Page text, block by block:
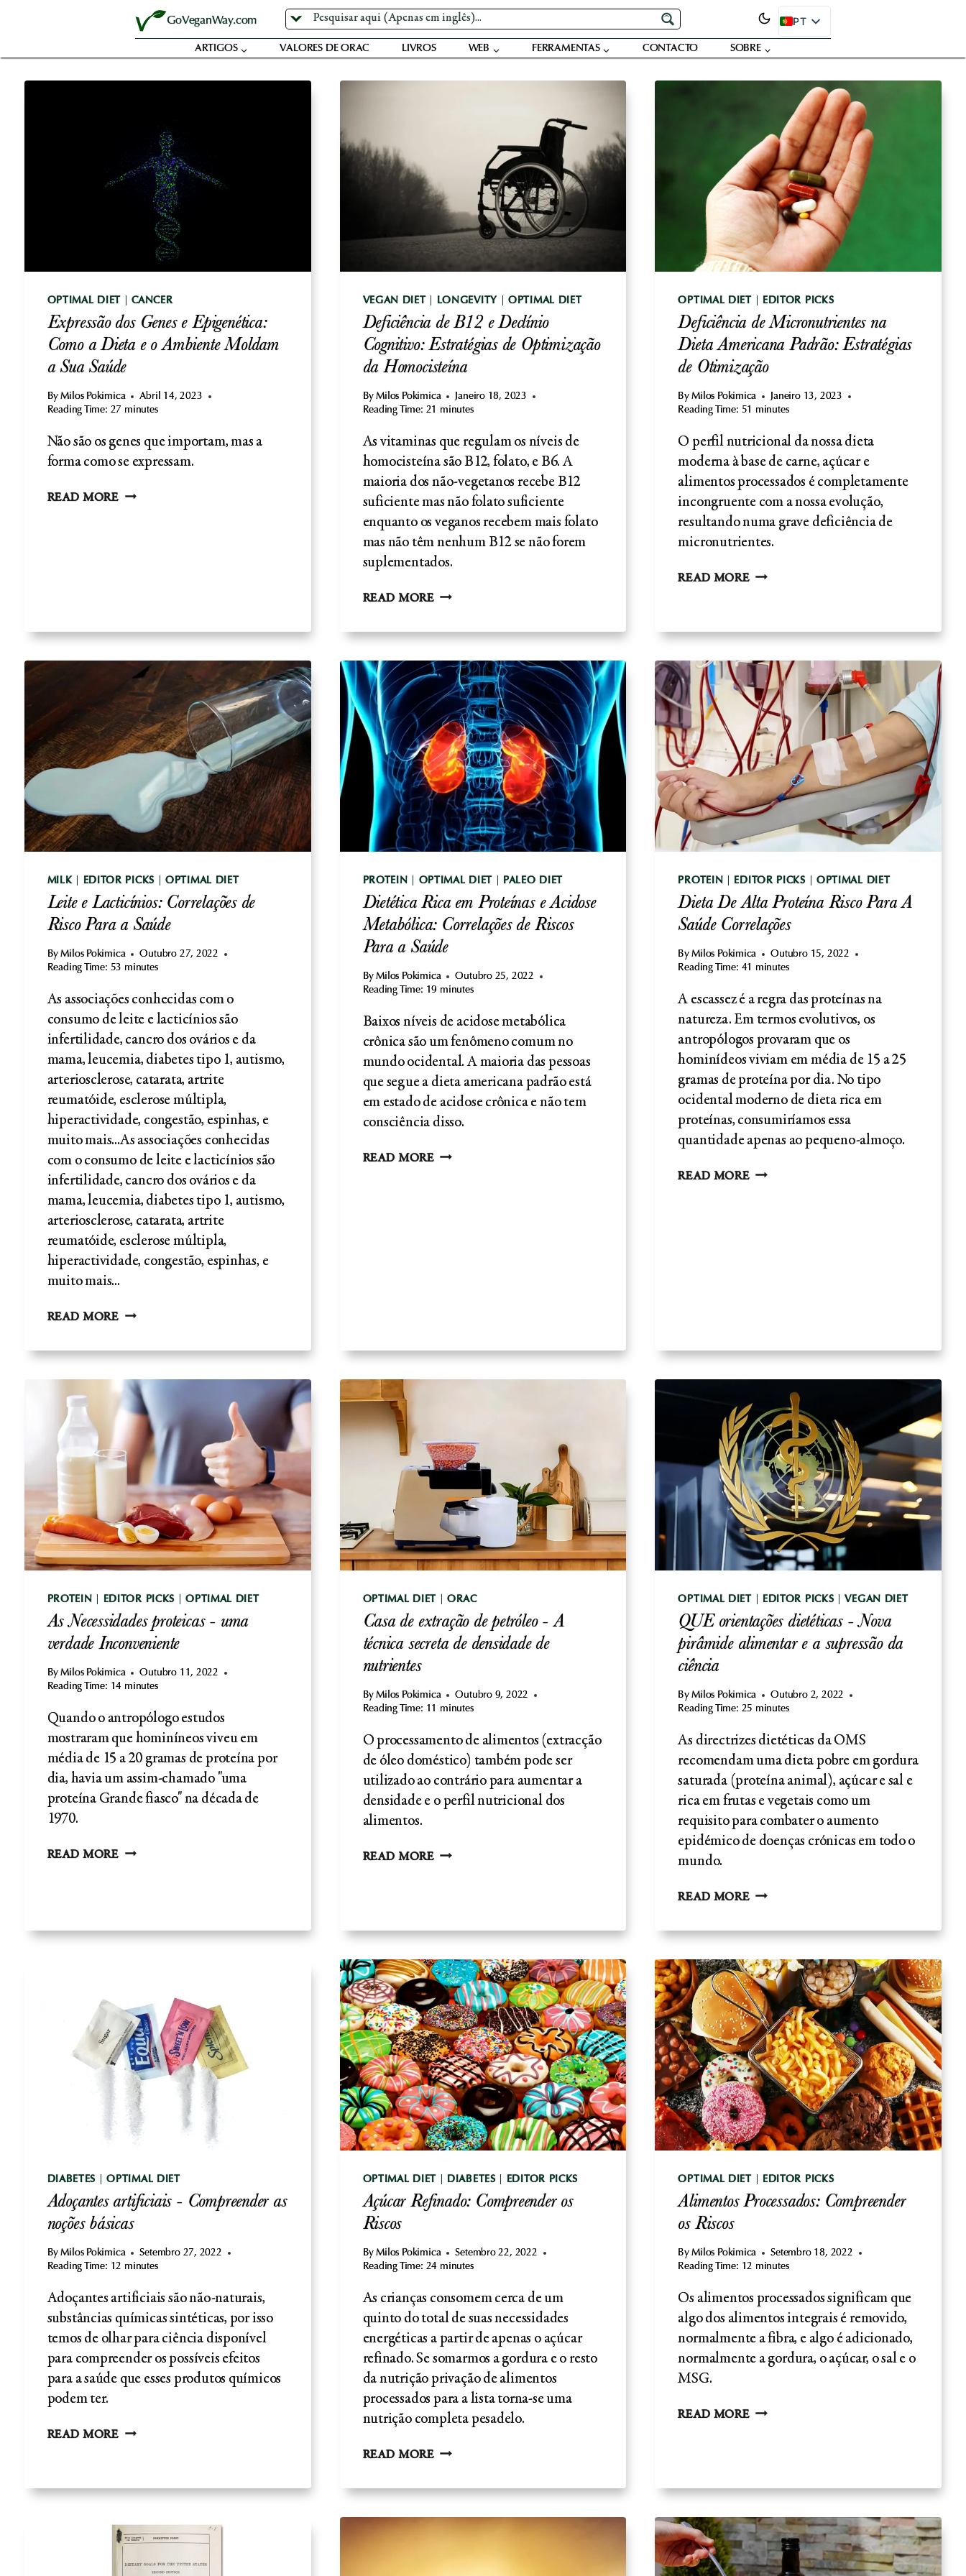
GoVeganWay.com
PT
EN
DE
JA
RU
SR
ARTIGOS VALORES DE ORAC LIVROS WEB FERRAMENTAS CONTACTO SOBRE
OPTIMAL DIET |CANCER
Expressão dos Genes e Epigenética:
Como a Dieta e o Ambiente Moldam
a Sua Saúde
By Milos Pokimica
Abril 14, 2023
Reading Time: 27 minutes
Não são os genes que importam, mas a
forma como se expressam.
READ MORE EXPRESSÃO
AMBIENTE
MOLDAM
A
SUA
SAÚDE
VEGAN DIET LONGEVITY |OPTIMAL DIET
Deficiência de B12 e Declínio
Cognitivo: Estratégias de Optimização
da Homocisteína
By Milos Pokimica
Janeiro 18, 2023
Reading Time: 21 minutes
As vitaminas que regulam os níveis de
homocisteína são B12, folato, e B6. A
maioria dos não-vegetanos recebe B12
suficiente mas não folato suficiente
enquanto os veganos recebem mais folato
mas não têm nenhum B12 se não forem
suplementados.
READ MORE DEFICIÊNCIA
B12
DECLÍNIO
COGNITIVO:
ESTRATÉGIAS
DE
OPTIMIZAÇÃO
DA
HOMOCISTEÍNA
OPTIMAL DIET EDITOR PICKS
Deficiência de Micronutrientes na
Dieta Americana Padrão: Estratégias
de Otimização
By Milos Pokimica
Janeiro 13, 2023
Reading Time: 51 minutes
O perfil nutricional da nossa dieta
moderna à base de carne, açúcar e
alimentos processados é completamente
incongruente com a nossa evolução,
resultando numa grave deficiência de
micronutrientes.
READ MORE DEFICIÊNCIA
DIETA
AMERICANA
PADRÃO:
ESTRATÉGIAS
DE
OTIMIZAÇÃO
MILK| EDITOR PICKS |OPTIMAL DIET
Leite e Lacticínios: Correlações de
Risco Para a Saúde
By Milos Pokimica
Outubro 27, 2022
Reading Time: 53 minutes
As associações conhecidas com o
consumo de leite e lacticínios são
infertilidade, cancro dos ovários e da
mama, leucemia, diabetes tipo 1, autismo,
arteriosclerose, catarata, artrite
reumatóide, esclerose múltipla,
hiperactividade, congestão, espinhas, e
muito mais...As associações conhecidas
com o consumo de leite e lacticínios são
infertilidade, cancro dos ovários e da
mama, leucemia, diabetes tipo 1, autismo,
arteriosclerose, catarata, artrite
reumatóide, esclerose múltipla,
hiperactividade, congestão, espinhas, e
muito mais...
READ MORE LEITE
LACTICÍNIOS:
DE
RISCO
PARA
SAÚDE
PROTEIN OPTIMAL DIET PALEO DIET
Dietética Rica em Proteínas e Acidose
Metabólica: Correlações de Riscos
Para a Saúde
By Milos Pokimica
Outubro 25, 2022
Reading Time: 19 minutes
Baixos níveis de acidose metabólica
crônica são um fenômeno comum no
mundo ocidental. A maioria das pessoas
que segue a dieta americana padrão está
em estado de acidose crônica e não tem
consciência disso.
READ MORE DIETÉTICA
SAÚDE
PROTEIN EDITOR PICKS OPTIMAL DIET
Dieta De Alta Proteína Risco Para A
Saúde Correlações
By Milos Pokimica
Outubro 15, 2022
Reading Time: 41 minutes
A escassez é a regra das proteínas na
natureza. Em termos evolutivos, os
antropólogos provaram que os
hominídeos viviam em média de 15 a 25
gramas de proteína por dia. No tipo
ocidental moderno de dieta rica em
proteínas, consumiríamos essa
quantidade apenas ao pequeno-almoço.
READ MORE DIETA
PROTEIN EDITOR PICKS |OPTIMAL DIET
As Necessidades proteicas - uma
verdade Inconveniente
By Milos Pokimica
Outubro 11, 2022
Reading Time: 14 minutes
Quando o antropólogo estudos
mostraram que hominíneos viveu em
média de 15 a 20 gramas de proteína por
dia, havia um assim-chamado "uma
proteína Grande fiasco" na década de
1970.
READ MORE AS
VERDADE
OPTIMAL DIET |ORAC
Casa de extração de petróleo - A
técnica secreta de densidade de
nutrientes
By Milos Pokimica
Outubro 9, 2022
Reading Time: 11 minutes
O processamento de alimentos (extracção
de óleo doméstico) também pode ser
utilizado ao contrário para aumentar a
densidade e o perfil nutricional dos
alimentos.
READ MORE CASA
-
TÉCNICA
SECRETA
DE
DENSIDADE
DE
NUTRIENTES
OPTIMAL DIET EDITOR PICKS |VEGAN DIET
QUE orientações dietéticas - Nova
pirâmide alimentar e a supressão da
ciência
By Milos Pokimica
Outubro 2, 2022
Reading Time: 25 minutes
As directrizes dietéticas da OMS
recomendam uma dieta pobre em gordura
saturada (proteína animal), açúcar e sal e
rica em frutas e vegetais como um
requisito para combater o aumento
epidémico de doenças crónicas em todo o
mundo.
READ MORE QUE
DIETÉTICAS
NOVA
PIRÂMIDE
ALIMENTAR
E
A
SUPRESSÃO
DA
CIÊNCIA
DIABETES |OPTIMAL DIET
Adoçantes artificiais - Compreender as
noções básicas
By Milos Pokimica
Setembro 27, 2022
Reading Time: 12 minutes
Adoçantes artificiais são não-naturais,
substâncias químicas sintéticas, por isso
temos de olhar para ciência disponível
para compreender os possíveis efeitos
para a saúde que esses produtos químicos
podem ter.
READ MORE ADOÇANTES
AS
BÁSICAS
OPTIMAL DIET DIABETES EDITOR PICKS
Açúcar Refinado: Compreender os
Riscos
By Milos Pokimica
Setembro 22, 2022
Reading Time: 24 minutes
As crianças consomem cerca de um
quinto do total de suas necessidades
energéticas a partir de apenas o açúcar
refinado. Se somarmos a gordura e o resto
da nutrição privação de alimentos
processados para a lista torna-se uma
nutrição completa pesadelo.
READ MORE AÇÚCAR
COMPREENDER
RISCOS
OPTIMAL DIET EDITOR PICKS
Alimentos Processados: Compreender
os Riscos
By Milos Pokimica
Setembro 18, 2022
Reading Time: 12 minutes
Os alimentos processados significam que
algo dos alimentos integrais é removido,
normalmente a fibra, e algo é adicionado,
normalmente a gordura, o açúcar, o sal e o
MSG.
READ MORE ALIMENTOS